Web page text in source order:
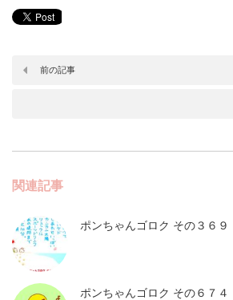
前の記事
関連記事
ポンちゃんゴロク その３６９
ポンちゃんゴロク その６７４